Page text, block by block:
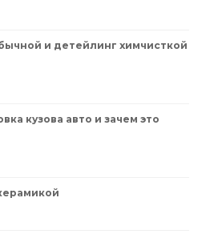
и детейлинг химчисткой
кузова авто и зачем это